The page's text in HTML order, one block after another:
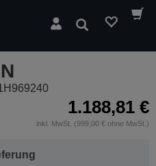
Suchen
1.188,81 €
inkl. MwSt. (999,00 € ohne MwSt.)